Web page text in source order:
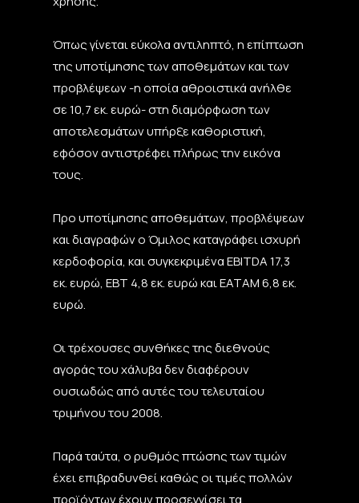
Όπως γίνεται εύκολα αντιληπτό, η επίπτωση
της υποτίμησης των αποθεμάτων και των
προβλέψεων -η οποία αθροιστικά ανήλθε
σε 10,7 εκ. ευρώ- στη διαμόρφωση των
αποτελεσμάτων υπήρξε καθοριστική,
εφόσον αντιστρέφει πλήρως την εικόνα
τους.
Προ υποτίμησης αποθεμάτων, προβλέψεων
και διαγραφών ο Όμιλος καταγράφει ισχυρή
κερδοφορία, και συγκεκριμένα EBITDA 17,3
εκ. ευρώ, EBT 4,8 εκ. ευρώ και EATAM 6,8 εκ.
ευρώ.
Οι τρέχουσες συνθήκες της διεθνούς
αγοράς του χάλυβα δεν διαφέρουν
ουσιωδώς από αυτές του τελευταίου
τριμήνου του 2008.
Παρά ταύτα, ο ρυθμός πτώσης των τιμών
έχει επιβραδυνθεί καθώς οι τιμές πολλών
προϊόντων έχουν προσεγγίσει τα